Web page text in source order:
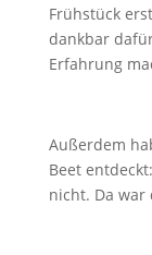
Frühstück
dankbar
Erfahrung
Außerdem
Beet
nicht. Da war